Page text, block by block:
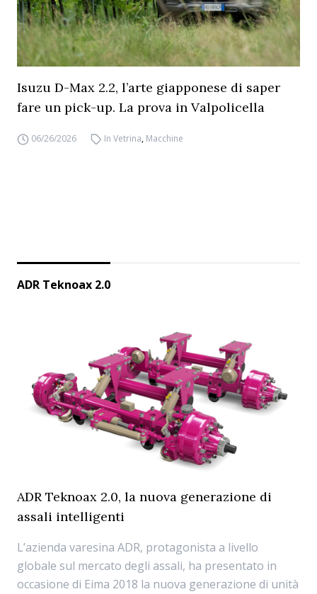
Isuzu D-Max 2.2, l’arte giapponese di saper
fare un pick-up. La prova in Valpolicella
06/26/2026 In Vetrina, Macchine
ADR Teknoax 2.0
ADR Teknoax 2.0, la nuova generazione di
assali intelligenti
L’azienda varesina ADR, protagonista a livello
globale sul mercato degli assali, ha presentato in
occasione di Eima 2018 la nuova generazione di unità